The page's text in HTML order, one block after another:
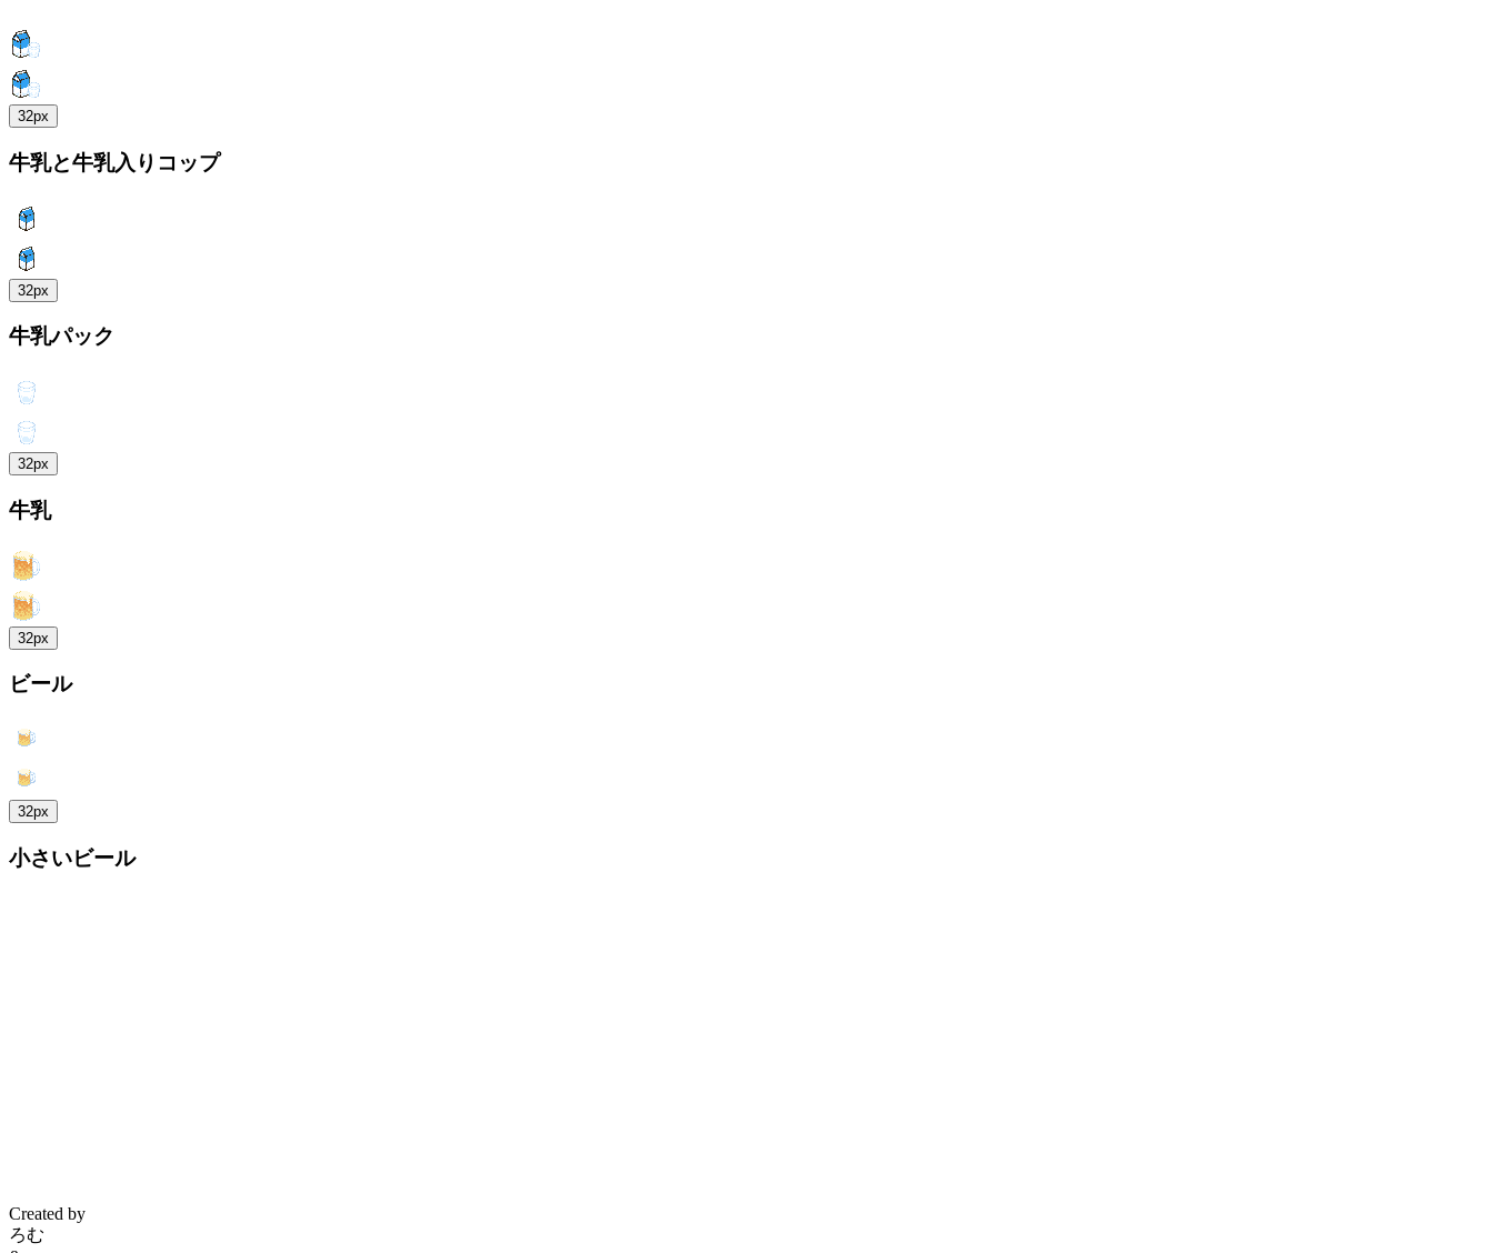
32px
牛乳と牛乳入りコップ
32px
牛乳パック
32px
牛乳
32px
ビール
32px
小さいビール
Created by
ろむ